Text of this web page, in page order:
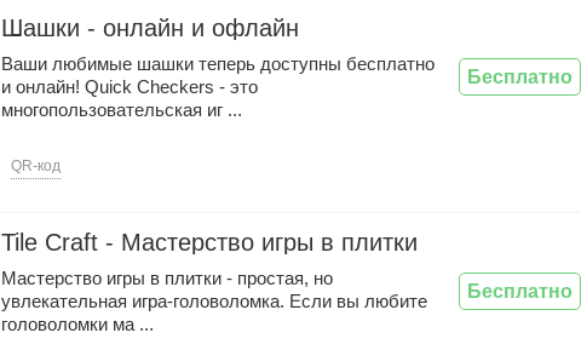
Шашки - онлайн и офлайн
Ваши любимые шашки теперь доступны бесплатно
и онлайн! Quick Checkers - это
многопользовательская иг ...
QR-код
Бесплатно
Tile Craft - Мастерство игры в плитки
Мастерство игры в плитки - простая, но
увлекательная игра-головоломка. Если вы любите
головоломки ма ...
Бесплатно